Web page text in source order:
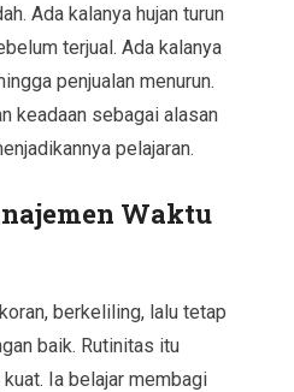
Ada kalanya hujan turun
terjual. Ada kalanya
penjualan menurun.
keadaan sebagai alasan
pelajaran.
Waktu
berkeliling, lalu tetap
baik. Rutinitas itu
Ia belajar membagi